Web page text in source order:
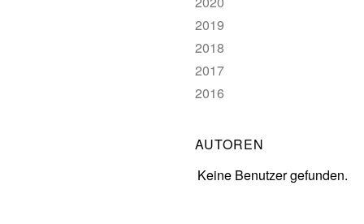
2019
2018
2017
2016
AUTOREN
Keine Benutzer gefunden.